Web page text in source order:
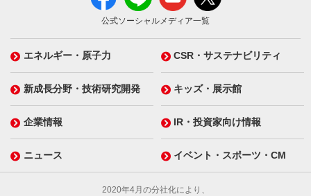
公式ソーシャルメディア一覧
エネルギー・原子力 CSR・サステナビリティ
新成長分野・技術研究開発 キッズ・展示館
企業情報 IR・投資家向け情報
ニュース イベント・スポーツ・CM
2020年4月の分社化により、